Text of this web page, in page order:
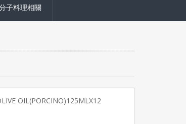
子料理相關
OIL(PORCINO)125MLX12